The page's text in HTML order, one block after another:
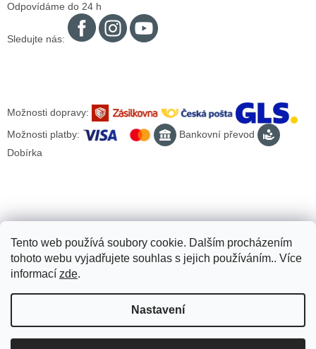
Tento web používá soubory cookie. Dalším procházením
tohoto webu vyjadřujete souhlas s jejich používáním.. Více
informací zde.
Nastavení
Odpovídáme do 24 h
Sledujte nás:
Možnosti dopravy:
Možnosti platby:
Bankovní převod
Dobírka
Vytvořil Shoptet